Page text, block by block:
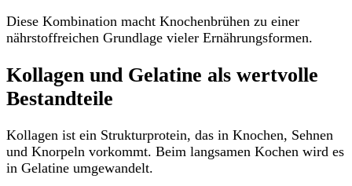
Diese Kombination macht Knochenbrühen zu einer
nährstoffreichen Grundlage vieler Ernährungsformen.
Kollagen und Gelatine als wertvolle
Bestandteile
Kollagen ist ein Strukturprotein, das in Knochen, Sehnen
und Knorpeln vorkommt. Beim langsamen Kochen wird es
in Gelatine umgewandelt.